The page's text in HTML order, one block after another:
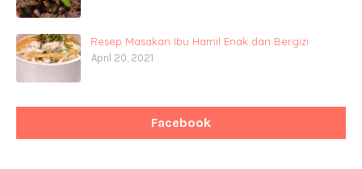
Resep Masakan Ibu Hamil Enak dan Bergizi
April 20, 2021
Facebook